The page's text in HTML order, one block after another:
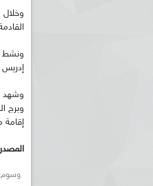
وخلال
ونشط
إدريس
وشهد
وبرج
إقامة
وسوم: